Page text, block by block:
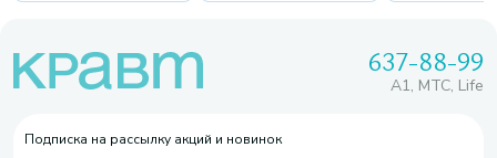
637-88-99
A1, МТС, Life
Подписка на рассылку акций и новинок